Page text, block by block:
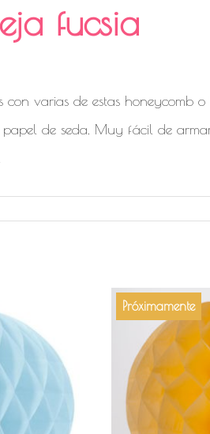
fucsia
varias de estas honeycomb o
de seda. Muy fácil de
Próximamente